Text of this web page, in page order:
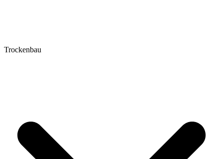
Trockenbau